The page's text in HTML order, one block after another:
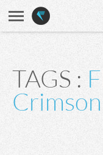
TAGS :
Crimson